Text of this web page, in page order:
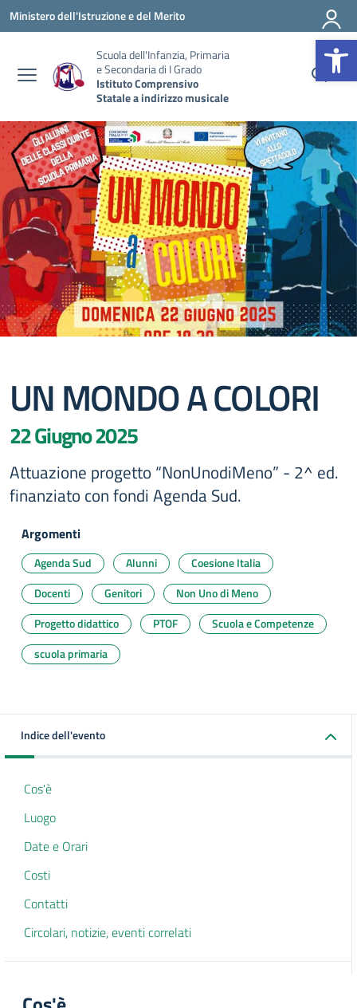
Vai ai contenuti
Vai al menu di navigazione
Vai al footer
Ministero dell'Istruzione e del Merito
Scuola dell'Infanzia, Primaria
e Secondaria di I Grado
Istituto Comprensivo
Statale a indirizzo musicale
UN MONDO A COLORI
22 Giugno 2025
Attuazione progetto “NonUnodiMeno” - 2^ ed.
finanziato con fondi Agenda Sud.
Argomenti
Agenda Sud Alunni
Coesione Italia
Docenti
Genitori
Non Uno di Meno
Progetto didattico
PTOF
Scuola e Competenze
scuola primaria
Indice dell'evento
Cos'è
Luogo
Date e Orari
Costi
Contatti
Circolari, notizie, eventi correlati